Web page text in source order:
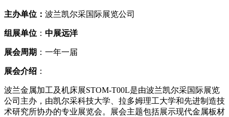
主办单位： 波兰凯尔采国际展览公司
组展单位 ： 中展远洋
展会周期 ：一年一届
展会介绍 ：
波兰金属加工及机床展STOM-T00L是由波兰凯尔采国际展览
公司主办，由凯尔采科技大学、拉多姆理工大学和先进制造技
术研究所协办的专业展览会。展会主题包括展示现代金属板材